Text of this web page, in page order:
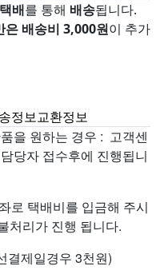
배를 통해 배송됩니다.
은 배송비 3,000원이 추가
정보교환정보
을 원하는 경우 : 고객센
당자 접수후에 진행됩니
로 택배비를 입금해 주시
처리가 진행 됩니다.
결제일경우 3천원)